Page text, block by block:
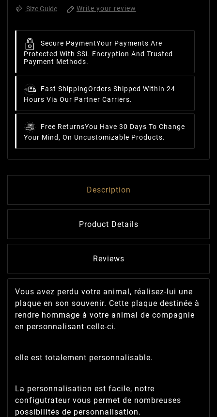
Size Guide Write your review
Secure PaymentYour Payments Are
Protected With SSL Encryption And Trusted
Payment Methods.
Fast ShippingOrders Shipped Within 24
Hours Via Our Partner Carriers.
Free ReturnsYou Have 30 Days To Change
Your Mind, On Uncustomizable Products.
Description
Product Details
Reviews
Vous avez perdu votre animal, réalisez-lui une
plaque en son souvenir. Cette plaque destinée à
rendre hommage à votre animal de compagnie
en personnalisant celle-ci.
elle est totalement personnalisable.
La personnalisation est facile, notre
configutrateur vous permet de nombreuses
possibilités de personnalisation.